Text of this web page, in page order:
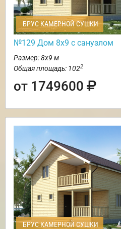
БРУС КАМЕРНОЙ СУШКИ
№129 Дом 8х9 с санузлом
Размер: 8х9 м
Общая площадь: 1022
от 1749600
БРУС КАМЕРНОЙ СУШКИ